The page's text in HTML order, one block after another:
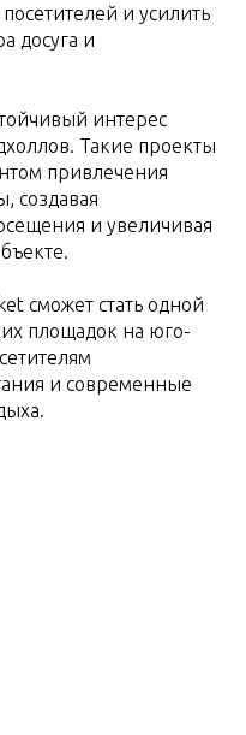
и усилить
досуга и
интерес
Такие проекты
привлечения
создавая
и увеличивая
сможет стать одной
площадок на юго-
и современные